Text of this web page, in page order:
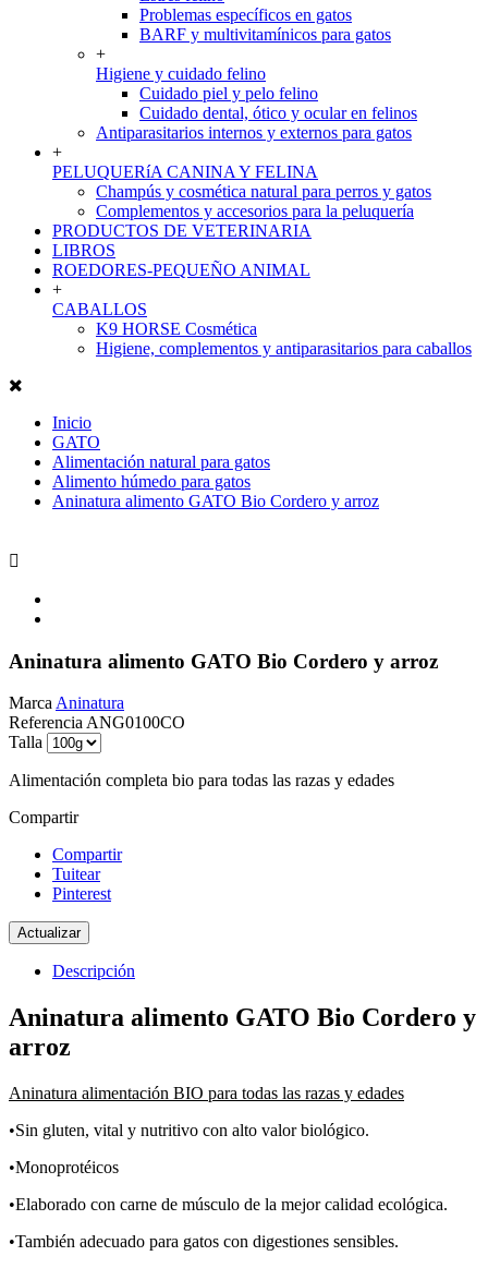
Problemas específicos en gatos
BARF y multivitamínicos para gatos
+
Higiene y cuidado felino
Cuidado piel y pelo felino
Cuidado dental, ótico y ocular en felinos
Antiparasitarios internos y externos para gatos
+
PELUQUERíA CANINA Y FELINA
Champús y cosmética natural para perros y gatos
Complementos y accesorios para la peluquería
PRODUCTOS DE VETERINARIA
LIBROS
ROEDORES-PEQUEÑO ANIMAL
+
CABALLOS
K9 HORSE Cosmética
Higiene, complementos y antiparasitarios para caballos
Inicio
GATO
Alimentación natural para gatos
Alimento húmedo para gatos
Aninatura alimento GATO Bio Cordero y arroz

Aninatura alimento GATO Bio Cordero y arroz
MarcaAninatura
ReferenciaANG0100CO
Talla
Alimentación completa bio para todas las razas y edades
Compartir
Compartir
Tuitear
Pinterest
Descripción
Aninatura alimento GATO Bio Cordero y
arroz
Aninatura alimentación BIO para todas las razas y edades
•Sin gluten, vital y nutritivo con alto valor biológico.
•Monoprotéicos
•Elaborado con carne de músculo de la mejor calidad ecológica.
•También adecuado para gatos con digestiones sensibles.